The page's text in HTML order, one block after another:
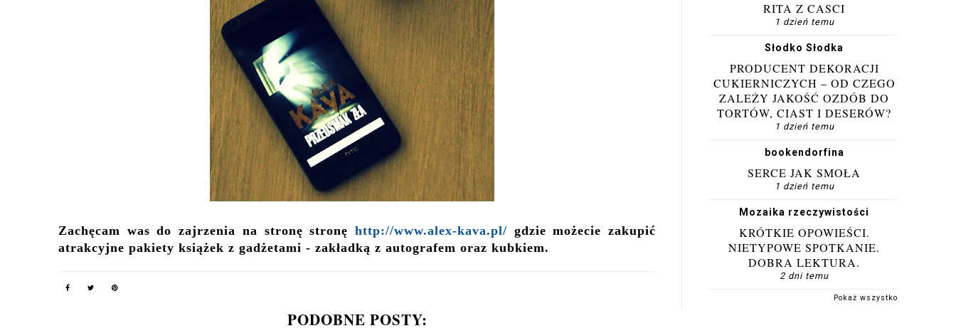
Zachęcam was do zajrzenia na stronę stronę http://www.alex-kava.pl/ gdzie możecie zakupić
atrakcyjne pakiety książek z gadżetami - zakładką z autografem oraz kubkiem.
PODOBNE POSTY:
RITA Z CASCI
1 dzień temu
Słodko Słodka
PRODUCENT DEKORACJI
CUKIERNICZYCH – OD CZEGO
ZALEŻY JAKOŚĆ OZDÓB DO
TORTÓW, CIAST I DESERÓW?
1 dzień temu
bookendorfina
SERCE JAK SMOŁA
1 dzień temu
Mozaika rzeczywistości
KRÓTKIE OPOWIEŚCI.
NIETYPOWE SPOTKANIE.
DOBRA LEKTURA.
2 dni temu
Pokaż wszystko